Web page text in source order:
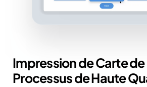
Impression de Carte de
Processus de Haute